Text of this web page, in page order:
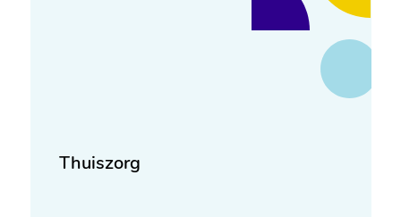
Thuiszorg